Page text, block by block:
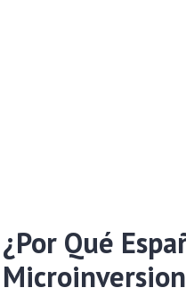
¿Por Qué